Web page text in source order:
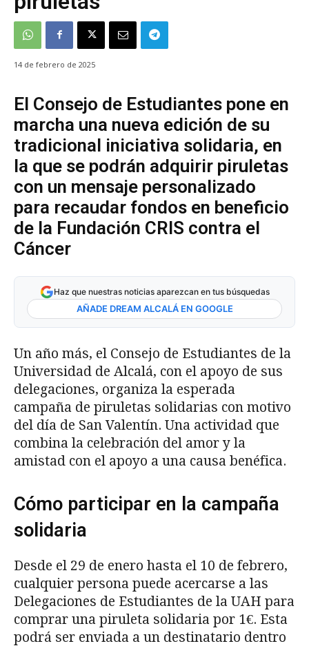
14 de febrero de 2025
El Consejo de Estudiantes pone en
marcha una nueva edición de su
tradicional iniciativa solidaria, en
la que se podrán adquirir piruletas
con un mensaje personalizado
para recaudar fondos en beneficio
de la Fundación CRIS contra el
Cáncer
Haz que nuestras noticias aparezcan en tus búsquedas
AÑADE DREAM ALCALÁ EN GOOGLE
Un año más, el Consejo de Estudiantes de la
Universidad de Alcalá, con el apoyo de sus
delegaciones, organiza la esperada
campaña de piruletas solidarias con motivo
del día de San Valentín. Una actividad que
combina la celebración del amor y la
amistad con el apoyo a una causa benéfica.
Cómo participar en la campaña
solidaria
Desde el 29 de enero hasta el 10 de febrero,
cualquier persona puede acercarse a las
Delegaciones de Estudiantes de la UAH para
comprar una piruleta solidaria por 1€. Esta
podrá ser enviada a un destinatario dentro